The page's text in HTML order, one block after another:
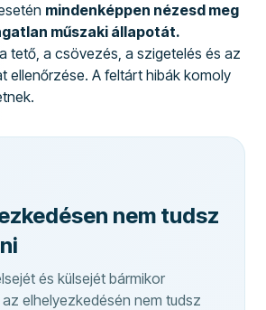
mindenképpen nézesd meg
műszaki állapotát.
tető, a csövezés, a szigetelés és az
ellenőrzése. A feltárt hibák komoly
nem tudsz
és külsejét bármikor
elhelyezkedésén nem tudsz